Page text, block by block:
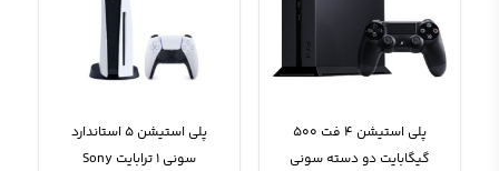
پلی استیشن 4 فت 500
گیگابایت دو دسته سونی
پلی استیشن 5 استاندارد
سونی 1 ترابایت Sony